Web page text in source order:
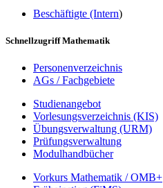
Beschäftigte (Intern)
Schnellzugriff Mathematik
Personenverzeichnis
AGs / Fachgebiete
Studienangebot
Vorlesungsverzeichnis (KIS)
Übungsverwaltung (URM)
Prüfungsverwaltung
Modulhandbücher
Vorkurs Mathematik / OMB+